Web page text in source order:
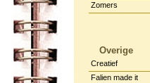
Zomers
Overige
Creatief
Falien made it